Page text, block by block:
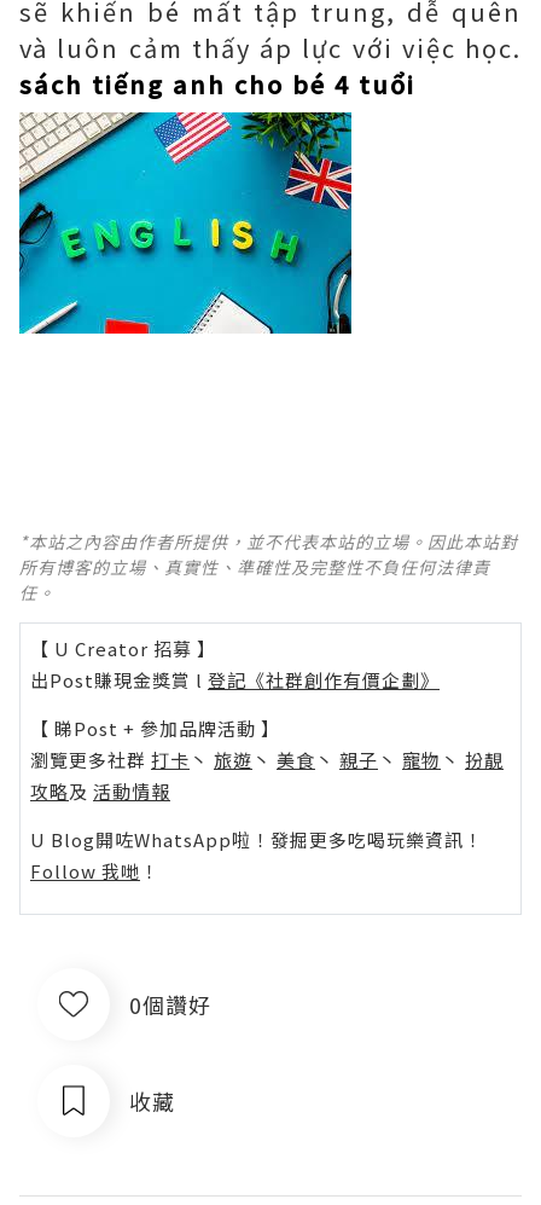
sẽ khiến bé mất tập trung, dễ quên
và luôn cảm thấy áp lực với việc học.
sách tiếng anh cho bé 4 tuổi
*本站之內容由作者所提供，並不代表本站的立場。因此本站對
所有博客的立場、真實性、準確性及完整性不負任何法律責
任。
【 U Creator 招募 】
出Post賺現金獎賞 l 登記《社群創作有價企劃》
【 睇Post + 參加品牌活動 】
瀏覽更多社群 打卡 丶 旅遊 丶 美食 丶 親子 丶 寵物 丶 扮靚
攻略及 活動情報
U Blog開咗WhatsApp啦！發掘更多吃喝玩樂資訊！
Follow 我哋 ！
0個讚好
收藏